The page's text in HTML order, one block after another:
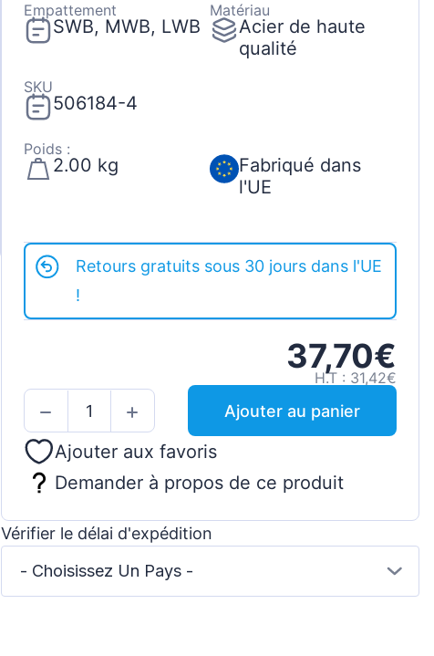
Empattement
SWB, MWB, LWB
Matériau
Acier de haute
qualité
SKU
506184-4
Poids :
2.00 kg
Fabriqué dans
l'UE
Retours gratuits sous 30 jours dans l'UE
!
37,70€
H.T : 31,42€
Ajouter au panier
Ajouter aux favoris
Demander à propos de ce produit
Vérifier le délai d'expédition
- Choisissez Un Pays -